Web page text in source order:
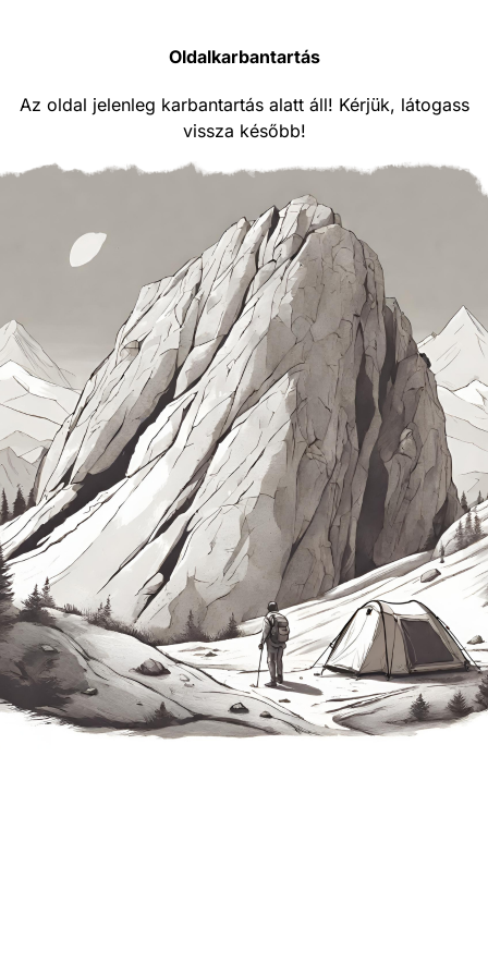
Oldalkarbantartás
Az oldal jelenleg karbantartás alatt áll! Kérjük, látogass
vissza később!